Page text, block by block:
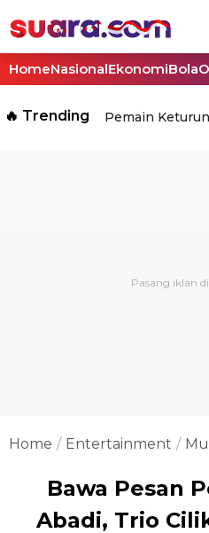
HomeNasionalEkonomiBola
🔥 Trending Pemain
Home Entertainment
Bawa Pesan
Abadi, Trio